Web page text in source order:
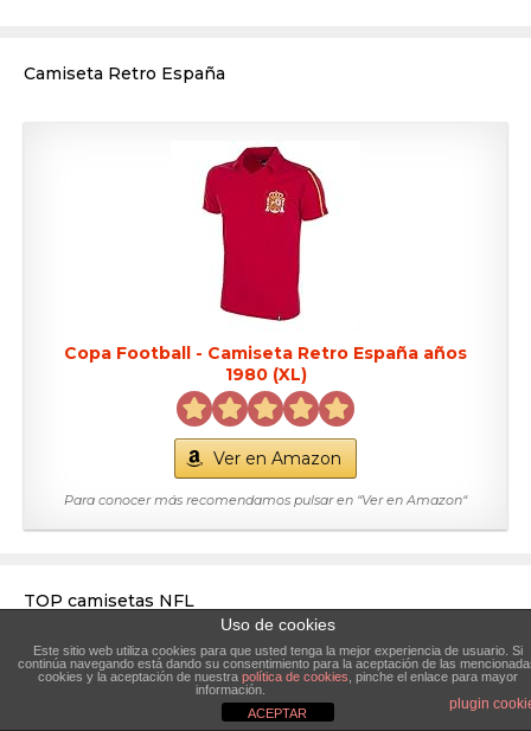
Camiseta Retro España
Copa Football - Camiseta Retro España años
1980 (XL)
Ver en Amazon
Para conocer más recomendamos pulsar en “Ver en Amazon“
TOP camisetas NFL
Uso de cookies
Este sitio web utiliza cookies para que usted tenga la mejor experiencia de usuario. Si
continúa navegando está dando su consentimiento para la aceptación de las
cookies y la aceptación de nuestra política de cookies , pinche el enlace para mayor
información.
plugin
ACEPTAR